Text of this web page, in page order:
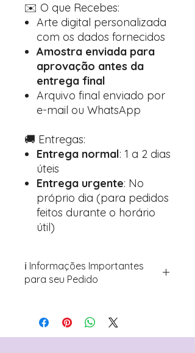
✉️ O que Recebes:
Arte digital personalizada
com os dados fornecidos
Amostra enviada para
aprovação antes da
entrega final
Arquivo final enviado por
e-mail ou WhatsApp
🚚 Entregas:
Entrega normal: 1 a 2 dias
úteis
Entrega urgente: No
próprio dia (para pedidos
feitos durante o horário
útil)
ℹ️ Informações Importantes
para seu Pedido
Avance para a página de checkout
(próximo passo após o carrinho)
Encontre o campo de "Notas do